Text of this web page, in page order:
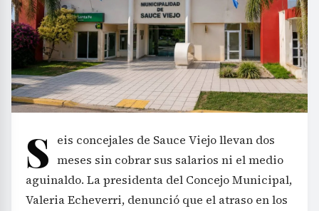
S eis concejales de Sauce Viejo llevan dos
meses sin cobrar sus salarios ni el medio
aguinaldo. La presidenta del Concejo Municipal,
Valeria Echeverri, denunció que el atraso en los